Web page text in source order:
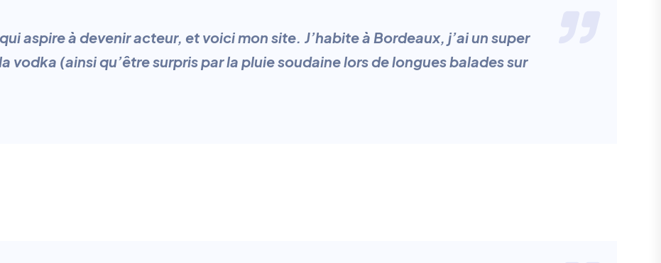
aspire à devenir acteur, et voici mon site. J’habite à Bordeaux, j’ai un super
vodka (ainsi qu’être surpris par la pluie soudaine lors de longues balades sur